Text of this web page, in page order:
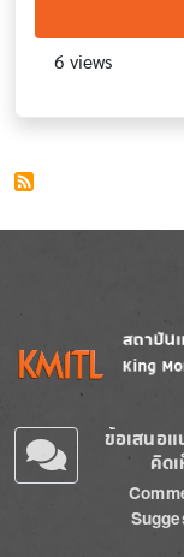
6 views
Image
ข้อเสนอแ
คิด